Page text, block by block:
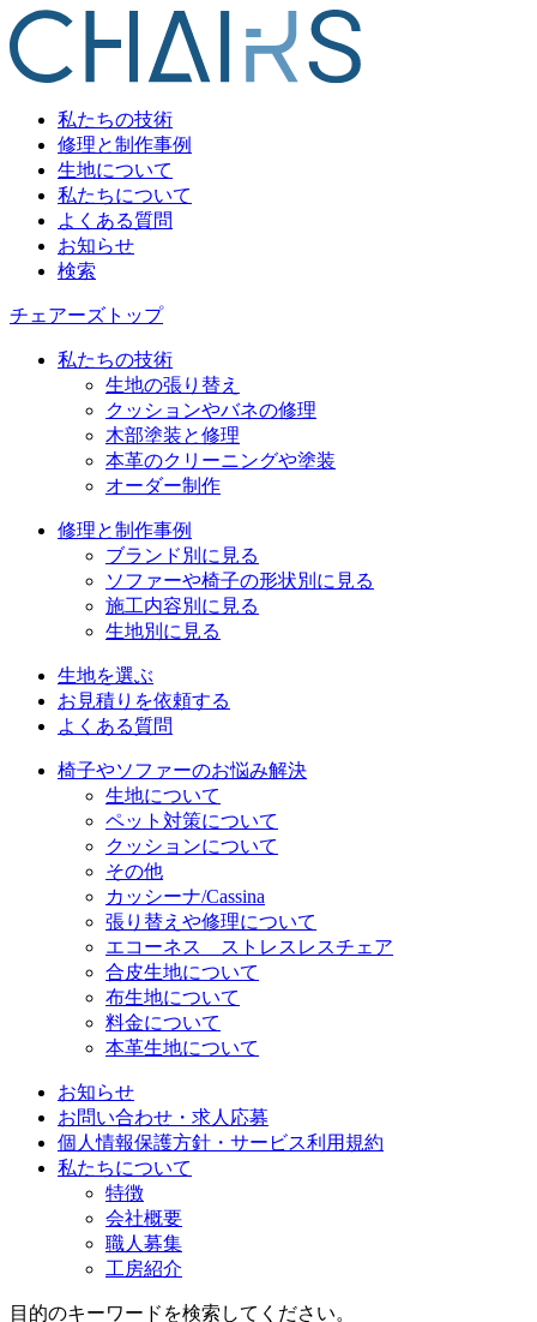
私たちの技術
修理と制作事例
生地について
私たちについて
よくある質問
お知らせ
検索
チェアーズトップ
私たちの技術
生地の張り替え
クッションやバネの修理
木部塗装と修理
本革のクリーニングや塗装
オーダー制作
修理と制作事例
ブランド別に見る
ソファーや椅子の形状別に見る
施工内容別に見る
生地別に見る
生地を選ぶ
お見積りを依頼する
よくある質問
椅子やソファーのお悩み解決
生地について
ペット対策について
クッションについて
その他
カッシーナ/Cassina
張り替えや修理について
エコーネス ストレスレスチェア
合皮生地について
布生地について
料金について
本革生地について
お知らせ
お問い合わせ・求人応募
個人情報保護方針・サービス利用規約
私たちについて
特徴
会社概要
職人募集
工房紹介
目的のキーワードを検索してください。